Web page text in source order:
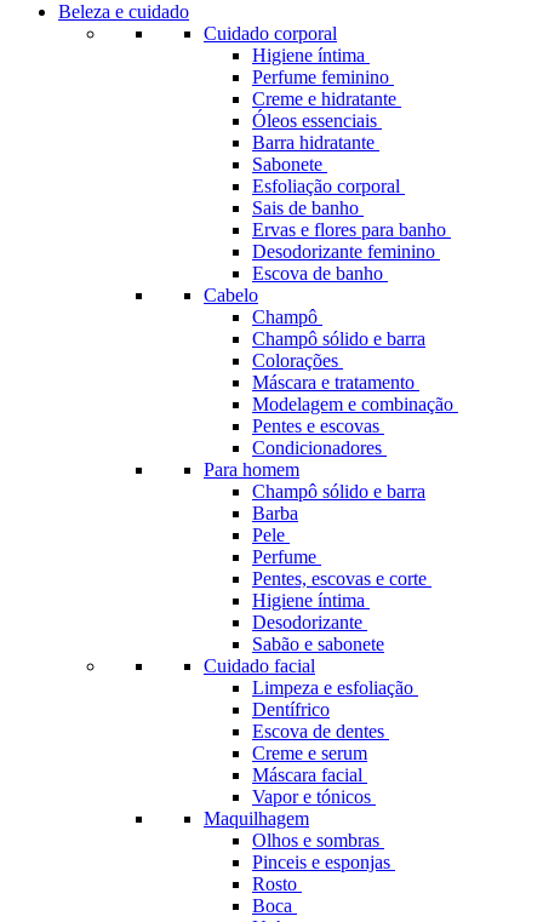
Beleza e cuidado
Cuidado corporal
Higiene íntima
Perfume feminino
Creme e hidratante
Óleos essenciais
Barra hidratante
Sabonete
Esfoliação corporal
Sais de banho
Ervas e flores para banho
Desodorizante feminino
Escova de banho
Cabelo
Champô
Champô sólido e barra
Colorações
Máscara e tratamento
Modelagem e combinação
Pentes e escovas
Condicionadores
Para homem
Champô sólido e barra
Barba
Pele
Perfume
Pentes, escovas e corte
Higiene íntima
Desodorizante
Sabão e sabonete
Cuidado facial
Limpeza e esfoliação
Dentífrico
Escova de dentes
Creme e serum
Máscara facial
Vapor e tónicos
Maquilhagem
Olhos e sombras
Pinceis e esponjas
Rosto
Boca